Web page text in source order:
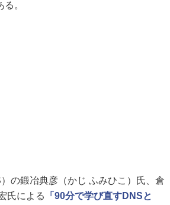
。
の鍛冶典彦（かじ ふみひこ）氏、倉
氏による
「90分で学び直すDNSと